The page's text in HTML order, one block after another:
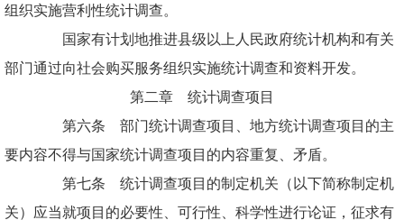
组织实施营利性统计调查。
国家有计划地推进县级以上人民政府统计机构和有关
部门通过向社会购买服务组织实施统计调查和资料开发。
第二章 统计调查项目
第六条 部门统计调查项目、地方统计调查项目的主
要内容不得与国家统计调查项目的内容重复、矛盾。
第七条 统计调查项目的制定机关（以下简称制定机
关）应当就项目的必要性、可行性、科学性进行论证，征求有